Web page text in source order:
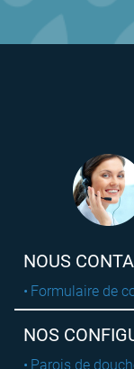
NOUS
Formulaire de
NOS
Parois de